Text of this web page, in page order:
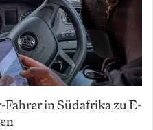
in Südafrika zu E-